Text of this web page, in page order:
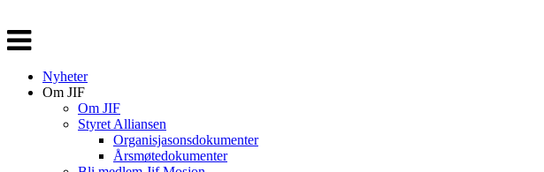
Veksle
navigasjon
Nyheter
Om JIF
Om JIF
Styret Alliansen
Organisjasonsdokumenter
Årsmøtedokumenter